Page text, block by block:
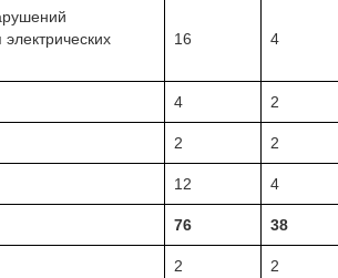
16 4
4 2
2 2
12 4
76 38
2 2